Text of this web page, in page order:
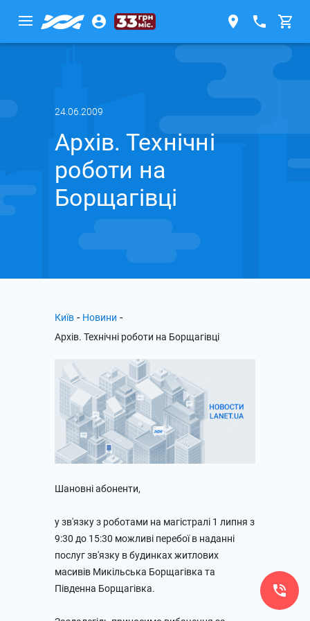
24.06.2009
Архів. Технічні
роботи на
Борщагівці
Київ - Новини -
Архів. Технічні роботи на Борщагівці
Шановні абоненти,
у зв'язку з роботами на магістралі 1 липня з
9:30 до 15:30 можливі перебої в наданні
послуг зв'язку в будинках житлових
масивів Микільська Борщагівка та
Південна Борщагівка.